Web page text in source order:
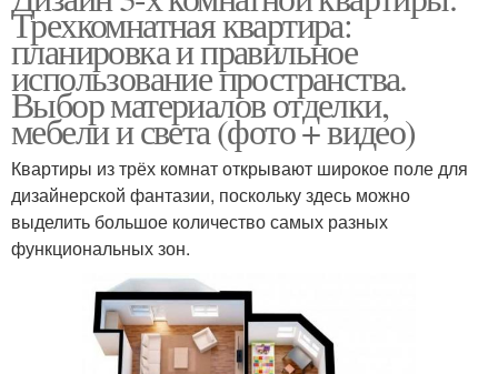
Трехкомнатная квартира:
планировка и правильное
использование пространства.
Выбор материалов отделки,
мебели и света (фото + видео)
Квартиры из трёх комнат открывают широкое поле для
дизайнерской фантазии, поскольку здесь можно
выделить большое количество самых разных
функциональных зон.